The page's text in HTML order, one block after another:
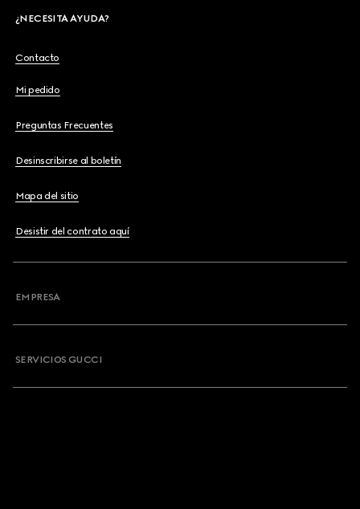
¿NECESITA AYUDA?
Contacto
Mi pedido
Preguntas Frecuentes
Desinscribirse al boletín
Mapa del sitio
Desistir del contrato aquí
EMPRESA
SERVICIOS GUCCI